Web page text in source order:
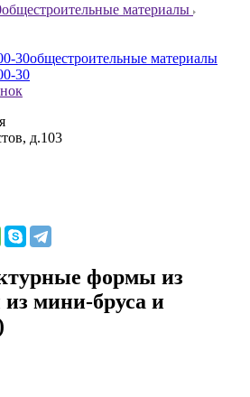
общестроительные материалы
30общестроительные материалы
30
д.103
формы из
мини-бруса и